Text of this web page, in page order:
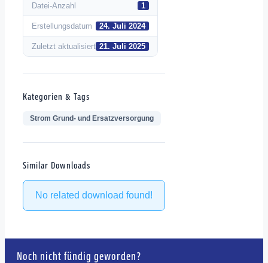
Datei-Anzahl 1
Erstellungsdatum 24. Juli 2024
Zuletzt aktualisiert 21. Juli 2025
Kategorien & Tags
Strom Grund- und Ersatzversorgung
Similar Downloads
No related download found!
Noch nicht fündig geworden?